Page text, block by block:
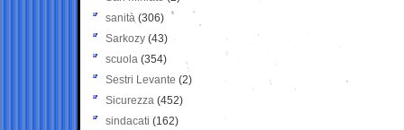
sanità (306)
Sarkozy (43)
scuola (354)
Sestri Levante (2)
Sicurezza (452)
sindacati (162)